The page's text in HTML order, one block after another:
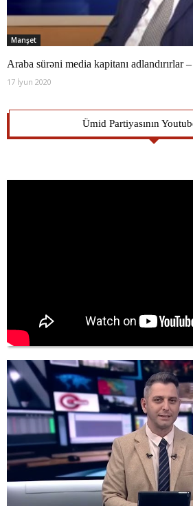
Manşet
Araba sürəni media kapitanı adlandırırlar
17 İyun 2020
Ümid Partiyasının